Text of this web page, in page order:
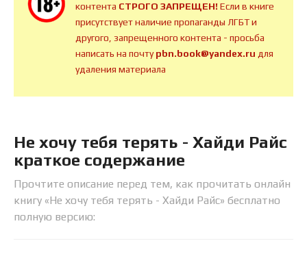
контента СТРОГО ЗАПРЕЩЕН!Если в книге
присутствует наличие пропаганды ЛГБТ и
другого, запрещенного контента - просьба
написать на почтуpbn.book@yandex.ru для
удаления материала
Не хочу тебя терять - Хайди Райс
краткое содержание
Прочтите описание перед тем, как прочитать онлайн
книгу «Не хочу тебя терять - Хайди Райс» бесплатно
полную версию: